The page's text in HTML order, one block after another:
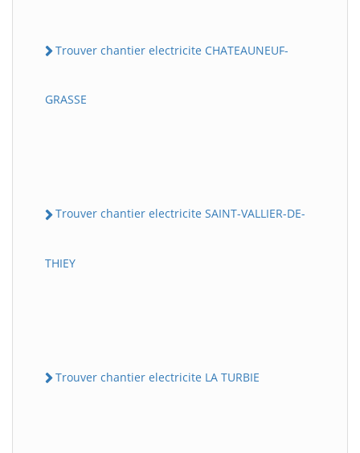
Trouver chantier electricite CHATEAUNEUF-
GRASSE
Trouver chantier electricite SAINT-VALLIER-DE-
THIEY
Trouver chantier electricite LA TURBIE